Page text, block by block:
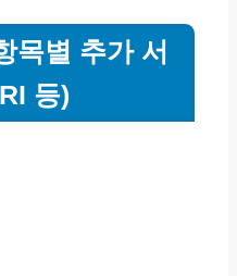
목별 추가 서
등)